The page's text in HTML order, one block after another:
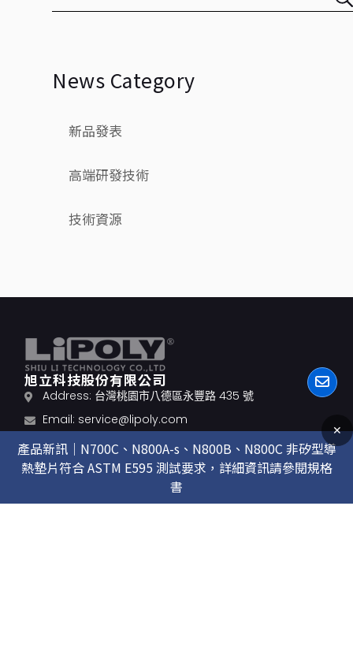
News Category
新品發表
高端研發技術
技術資源
旭立科技股份有限公司
Address: 台灣桃園市八德區永豐路 435 號
Email: service@lipoly.com
Email: service_us@lipoly.com
TEL: 03-3788588
產品新訊｜N700C、N800A-s、N800B、N800C 非矽型導
熱墊片符合 ASTM E595 測試要求，詳細資訊請參閱規格
書
✕